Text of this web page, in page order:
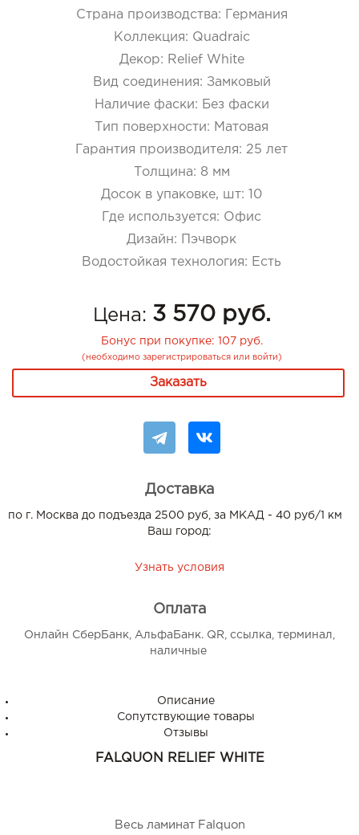
Страна производства:
Германия
Коллекция: Quadraic
Декор: Relief White
Вид соединения: Замковый
Наличие фаски: Без фаски
Тип поверхности: Матовая
Гарантия производителя:25 лет
Толщина: 8 мм
Досок в упаковке, шт:
10
Где используется: Офис
Дизайн:
Пэчворк
Водостойкая технология: Есть
Цена: 3 570 руб.
Бонус при покупке: 107 руб.
(необходимо зарегистрироватьсяили войти )
Заказать
Доставка
по г. Москва до подъезда 2500 руб, за МКАД - 40 руб/1 км
Ваш город:
Узнать условия
Оплата
Онлайн СберБанк, АльфаБанк. QR, ссылка, терминал,
наличные
Описание
Сопутствующие товары
Отзывы
FALQUON RELIEF WHITE
Весь ламинат Falquon